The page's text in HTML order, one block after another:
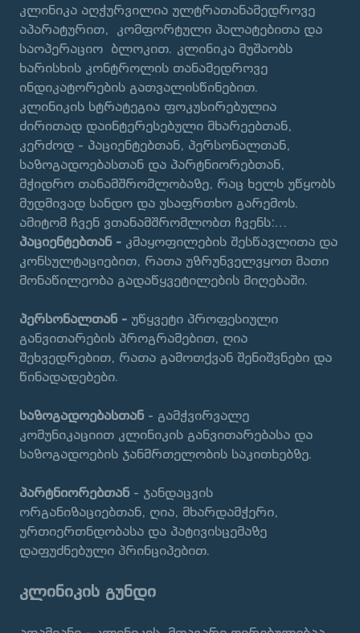
კლინიკა აღჭურვილია ულტრათანამედროვე
აპარატურით, კომფორტული პალატებითა და
საოპერაციო ბლოკით. კლინიკა მუშაობს
ხარისხის კონტროლის თანამედროვე
ინდიკატორების გათვალისწინებით.
კლინიკის სტრატეგია ფოკუსირებულია
ძირითად დაინტერესებული მხარეებთან,
კერძოდ - პაციენტებთან, პერსონალთან,
საზოგადოებასთან და პარტნიორებთან,
მჭიდრო თანამშრომლობაზე, რაც ხელს უწყობს
მუდმივად სანდო და უსაფრთხო გარემოს.
ამიტომ ჩვენ ვთანამშრომლობთ ჩვენს:
პაციენტებთან - კმაყოფილების შესწავლითა და
კონსულტაციებით, რათა უზრუნველვყოთ მათი
მონაწილეობა გადაწყვეტილების მიღებაში.
პერსონალთან - უწყვეტი პროფესიული
განვითარების პროგრამებით, ღია
შეხვედრებით, რათა გამოთქვან შენიშვნები და
წინადადებები.
საზოგადოებასთან- გამჭვირვალე
კომუნიკაციით კლინიკის განვითარებასა და
საზოგადოების ჯანმრთელობის საკითხებზე.
პარტნიორებთან- ჯანდაცვის
ორგანიზაციებთან, ღია, მხარდამჭერი,
ურთიერთნდობასა და პატივისცემაზე
დაფუძნებული პრინციპებით.
კლინიკის გუნდი